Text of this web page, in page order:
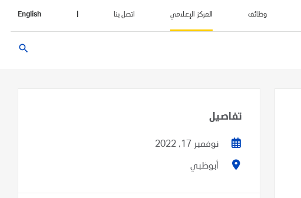
وظائف المركز الإعلامي اتصل بنا English
search
تفاصيل
نوفمبر 17, 2022
أبوظبي